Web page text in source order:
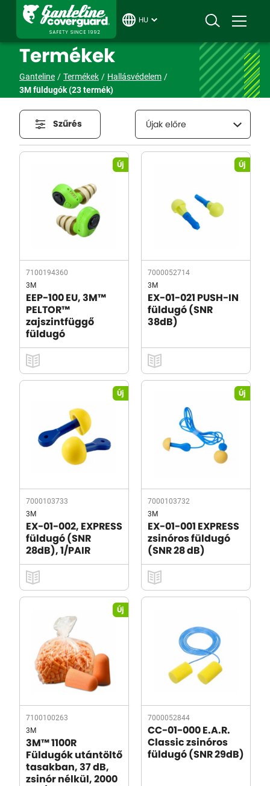
HU
Termékek
Ganteline Termékek
Hallásvédelem
3M füldugók(23 termék)
Szűrés Újak előre
Új
7100194360
3M
EEP-100 EU, 3M™
PELTOR™
zajszintfüggő
füldugó
Új
7000052714
3M
EX-01-021 PUSH-IN
füldugó (SNR
38dB)
Új
7000103733
3M
EX-01-002, EXPRESS
füldugó (SNR
28dB), 1/PAIR
Új
7000103732
3M
EX-01-001 EXPRESS
zsinóros füldugó
(SNR 28 dB)
Új
7100100263
3M
3M™ 1100R
Füldugók utántöltő
tasakban, 37 dB,
zsinór nélkül, 2000
7000052844
CC-01-000 E.A.R.
Classic zsinóros
füldugó (SNR 29dB)